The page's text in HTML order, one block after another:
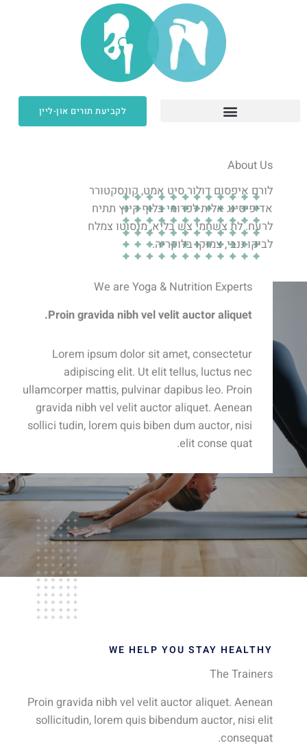
לקביעת תורים און-ליין
About Us
לורם איפסום דולור סיט אמט, קונסקטורר
אדיפיסינג אלית לפרומי בלוף קינץ תתיח
לרעח. לת צשחמי צש בליא, מנסוטו צמלח
לביקו ננבי, צמוקו בלוקריה.
We are Yoga & Nutrition Experts
Proin gravida nibh vel velit auctor aliquet.
Lorem ipsum dolor sit amet, consectetur
adipiscing elit. Ut elit tellus, luctus nec
ullamcorper mattis, pulvinar dapibus leo. Proin
gravida nibh vel velit auctor aliquet. Aenean
sollici tudin, lorem quis biben dum auctor, nisi
elit conse quat.
WE HELP YOU STAY HEALTHY
The Trainers
Proin gravida nibh vel velit auctor aliquet. Aenean
sollicitudin, lorem quis bibendum auctor, nisi elit
consequat.